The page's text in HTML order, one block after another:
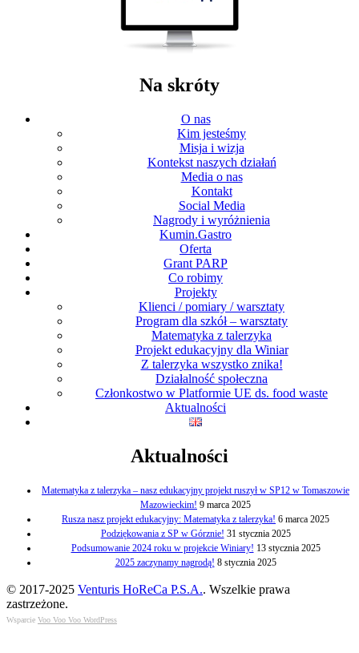
Na skróty
O nas
Kim jesteśmy
Misja i wizja
Kontekst naszych działań
Media o nas
Kontakt
Social Media
Nagrody i wyróżnienia
Kumin.Gastro
Oferta
Grant PARP
Co robimy
Projekty
Klienci / pomiary / warsztaty
Program dla szkół – warsztaty
Matematyka z talerzyka
Projekt edukacyjny dla Winiar
Z talerzyka wszystko znika!
Działalność społeczna
Członkostwo w Platformie UE ds. food waste
Aktualności
Aktualności
Matematyka z talerzyka – nasz edukacyjny projekt ruszył w SP12 w Tomaszowie
Mazowieckim! 9 marca 2025
Rusza nasz projekt edukacyjny: Matematyka z talerzyka! 6 marca 2025
Podziękowania z SP w Górznie! 31 stycznia 2025
Podsumowanie 2024 roku w projekcie Winiary! 13 stycznia 2025
2025 zaczynamy nagrodą! 8 stycznia 2025
© 2017-2025 Venturis HoReCa P.S.A.. Wszelkie prawa
zastrzeżone.
Wsparcie Voo Voo Voo WordPress